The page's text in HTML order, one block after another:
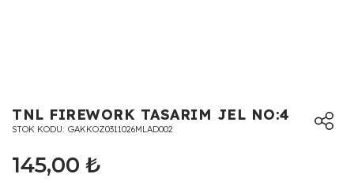
TNL FIREWORK TASARIM JEL NO:4
STOK KODU GAKKOZ0311026MLAD002
145,00 ₺